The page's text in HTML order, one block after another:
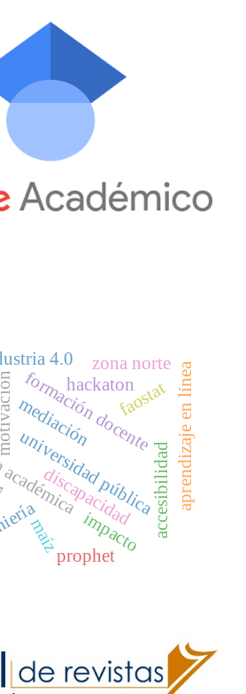
universidad pública
discapacidad accesibilidad
formación docente aprendizaje en línea
mediación
4.0
impacto
prophet
faostat
maíz
hackaton
zona norte